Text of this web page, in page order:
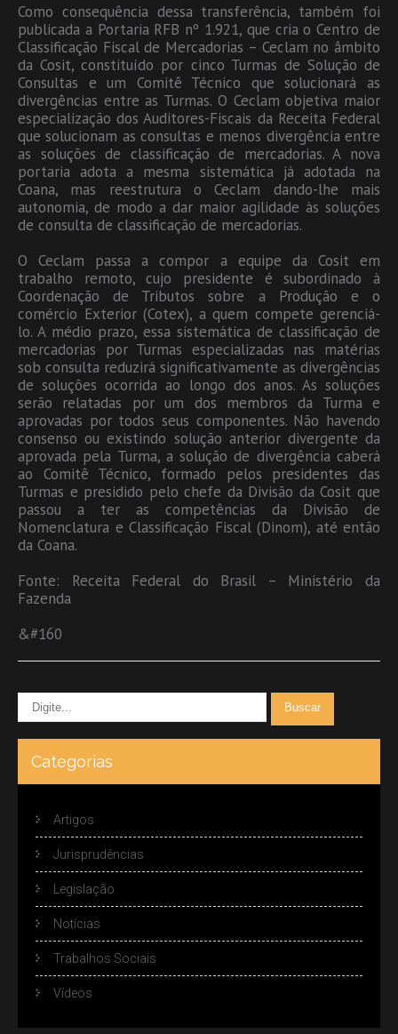
Como consequência dessa transferência, também foi
publicada a Portaria RFB nº 1.921, que cria o Centro de
Classificação Fiscal de Mercadorias – Ceclam no âmbito
da Cosit, constituído por cinco Turmas de Solução de
Consultas e um Comitê Técnico que solucionará as
divergências entre as Turmas. O Ceclam objetiva maior
especialização dos Auditores-Fiscais da Receita Federal
que solucionam as consultas e menos divergência entre
as soluções de classificação de mercadorias. A nova
portaria adota a mesma sistemática já adotada na
Coana, mas reestrutura o Ceclam dando-lhe mais
autonomia, de modo a dar maior agilidade às soluções
de consulta de classificação de mercadorias.
O Ceclam passa a compor a equipe da Cosit em
trabalho remoto, cujo presidente é subordinado à
Coordenação de Tributos sobre a Produção e o
comércio Exterior (Cotex), a quem compete gerenciá-
lo. A médio prazo, essa sistemática de classificação de
mercadorias por Turmas especializadas nas matérias
sob consulta reduzirá significativamente as divergências
de soluções ocorrida ao longo dos anos. As soluções
serão relatadas por um dos membros da Turma e
aprovadas por todos seus componentes. Não havendo
consenso ou existindo solução anterior divergente da
aprovada pela Turma, a solução de divergência caberá
ao Comitê Técnico, formado pelos presidentes das
Turmas e presidido pelo chefe da Divisão da Cosit que
passou a ter as competências da Divisão de
Nomenclatura e Classificação Fiscal (Dinom), até então
da Coana.
Fonte: Receita Federal do Brasil – Ministério da
Fazenda
&#160
Categorias
Artigos
Jurisprudências
Legislação
Notícias
Trabalhos Sociais
Vídeos